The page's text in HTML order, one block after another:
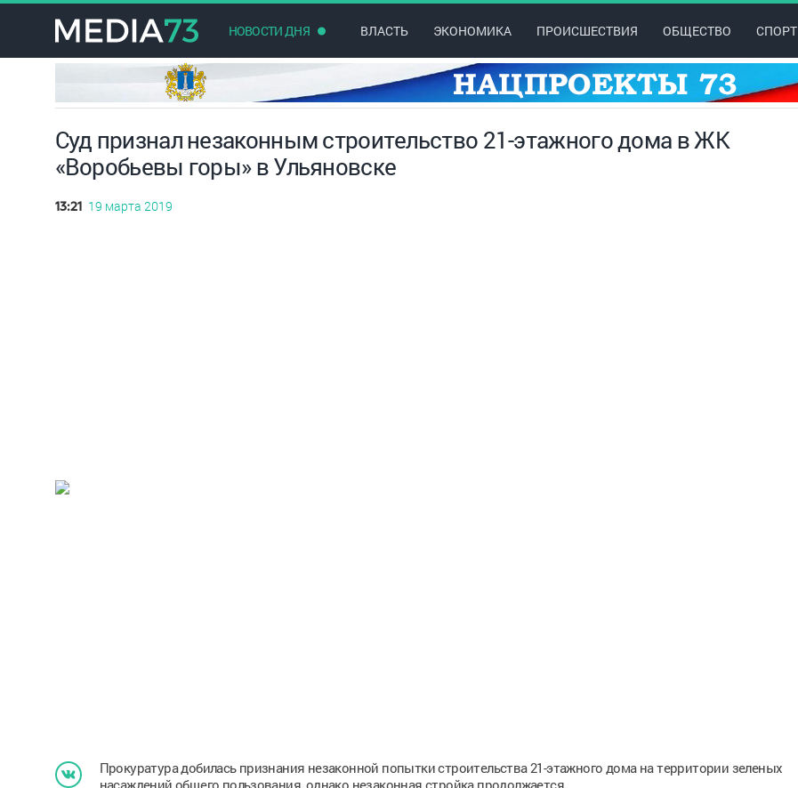
НОВОСТИ ДНЯ ВЛАСТЬ ЭКОНОМИКА ПРОИСШЕСТВИЯ ОБЩЕСТВО СПОРТ
Суд признал незаконным строительство 21-этажного дома в ЖК
«Воробьевы горы» в Ульяновске
13:21 19 марта 2019
Прокуратура добилась признания незаконной попытки строительства 21-этажного дома на территории зеленых
насаждений общего пользования, однако незаконная стройка продолжается.